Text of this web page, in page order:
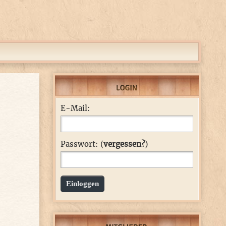
E-Mail:
Passwort: (vergessen?)
Einloggen